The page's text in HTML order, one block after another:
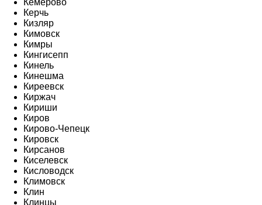
Кемерово
Керчь
Кизляр
Кимовск
Кимры
Кингисепп
Кинель
Кинешма
Киреевск
Киржач
Кириши
Киров
Кирово-Чепецк
Кировск
Кирсанов
Киселевск
Кисловодск
Климовск
Клин
Клинцы